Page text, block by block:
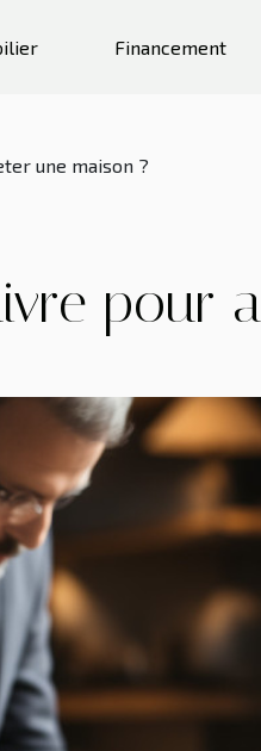
Financement
une maison ?
pour